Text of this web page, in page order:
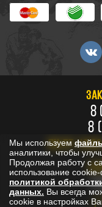
8
8
ПН-ПТ:
8
Мы используем
аналитики, чтобы
Продолжая работу с
использование
политикой
данных. Вы всегда
cookie в настройках